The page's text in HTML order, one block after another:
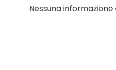
Nessuna